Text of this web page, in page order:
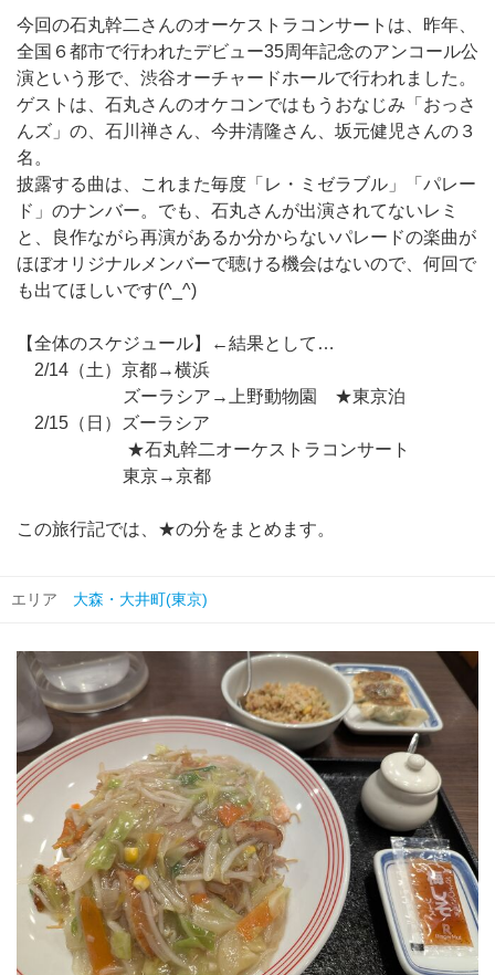
今回の石丸幹二さんのオーケストラコンサートは、昨年、
全国６都市で行われたデビュー35周年記念のアンコール公
演という形で、渋谷オーチャードホールで行われました。
ゲストは、石丸さんのオケコンではもうおなじみ「おっさ
んズ」の、石川禅さん、今井清隆さん、坂元健児さんの３
名。
披露する曲は、これまた毎度「レ・ミゼラブル」「パレー
ド」のナンバー。でも、石丸さんが出演されてないレミ
と、良作ながら再演があるか分からないパレードの楽曲が
ほぼオリジナルメンバーで聴ける機会はないので、何回で
も出てほしいです(^_^)
【全体のスケジュール】←結果として…
2/14（土）京都→横浜
ズーラシア→上野動物園 ★東京泊
2/15（日）ズーラシア
★石丸幹二オーケストラコンサート
東京→京都
この旅行記では、★の分をまとめます。
エリア 大森・大井町(東京)